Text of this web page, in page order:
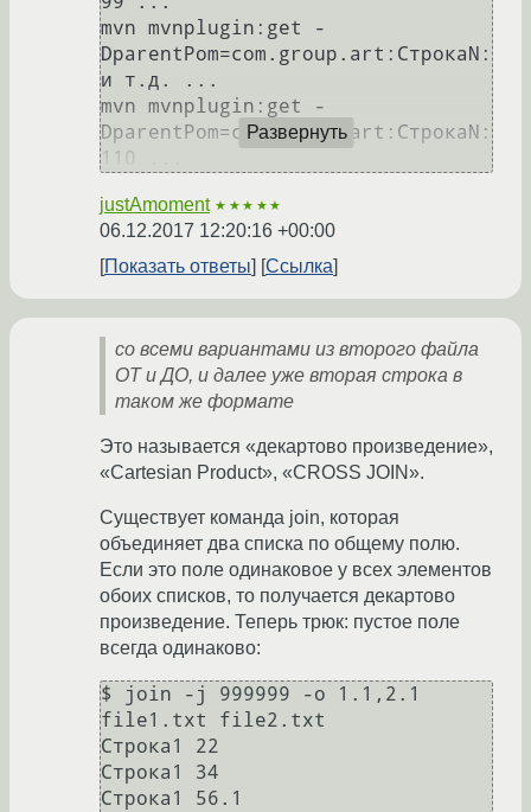
mvn mvnplugin:get -
DparentPom=com.group.art:СтрокаN:
и т.д. ...
mvn mvnplugin:get -
DparentPom=com.group.art:СтрокаN:
Развернуть
justAmoment ★★★★★
06.12.2017 12:20:16 +00:00
Показать ответы
Ссылка
со всеми вариантами из второго файла
ОТ и ДО, и далее уже вторая строка в
таком же формате
Это называется «декартово произведение»,
«Cartesian Product», «CROSS JOIN».
Существует команда join, которая
объединяет два списка по общему полю.
Eсли это поле одинаковое у всех элементов
обоих списков, то получается декартово
произведение. Теперь трюк: пустое поле
всегда одинаково:
$ join -j 999999 -o 1.1,2.1
file1.txt file2.txt
Строка1 22
Строка1 34
Строка1 56.1